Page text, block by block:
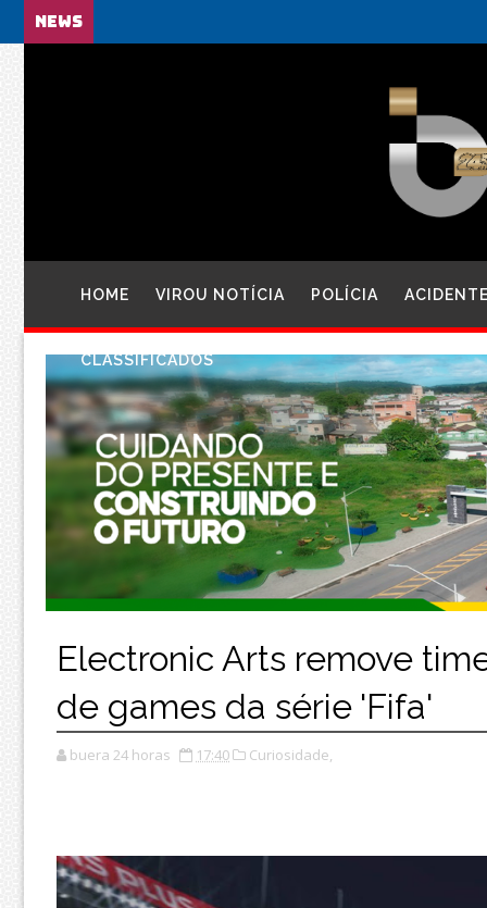
NEWS
HOME VIROU NOTÍCIA POLÍCIA
CLASSIFICADOS
Electronic Arts remove
de games da série 'Fifa'
buera 24 horas 17:40 Curiosidade,